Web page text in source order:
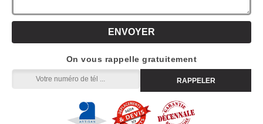
On vous rappelle gratuitement